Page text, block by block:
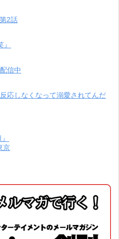
2話
信中
応しなくなって溺愛されてんだ
京